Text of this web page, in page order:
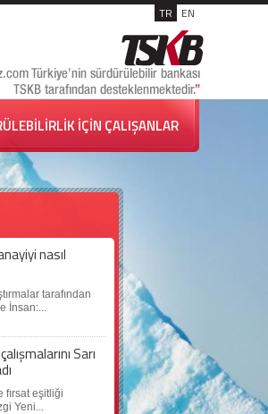
TR EN
İÇİN ÇALIŞANLAR
nasıl
tarafından
İnsan:...
Sarı
fırsat eşitliği
Yeni...